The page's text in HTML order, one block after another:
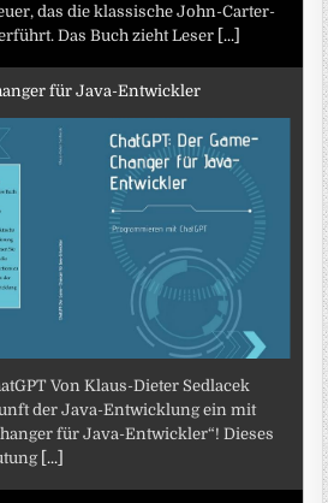
das die klassische John-Carter-
Das Buch zieht Leser [...]
für Java-Entwickler
Von Klaus-Dieter Sedlacek
der Java-Entwicklung ein mit
für Java-Entwickler“! Dieses
[...]